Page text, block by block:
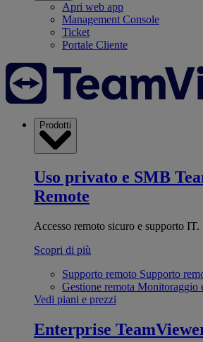
Apri web app
Management Console
Ticket
Portale Cliente
Prodotti
Uso privato e SMB
Remote
Accesso remoto sicuro e supporto IT.
Scopri di più
Supporto remoto Supporto
Gestione remota Monitoraggio
Vedi piani e prezzi
Enterprise